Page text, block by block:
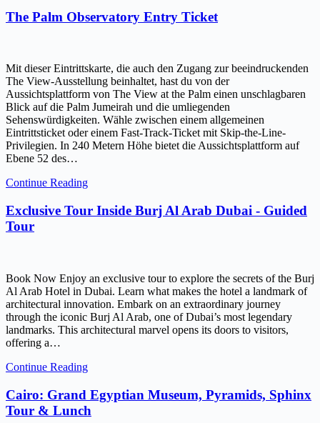
The Palm Observatory Entry Ticket
Mit dieser Eintrittskarte, die auch den Zugang zur beeindruckenden
The View-Ausstellung beinhaltet, hast du von der
Aussichtsplattform von The View at the Palm einen unschlagbaren
Blick auf die Palm Jumeirah und die umliegenden
Sehenswürdigkeiten. Wähle zwischen einem allgemeinen
Eintrittsticket oder einem Fast-Track-Ticket mit Skip-the-Line-
Privilegien. In 240 Metern Höhe bietet die Aussichtsplattform auf
Ebene 52 des…
Continue Reading
Exclusive Tour Inside Burj Al Arab Dubai - Guided
Tour
Book Now Enjoy an exclusive tour to explore the secrets of the Burj
Al Arab Hotel in Dubai. Learn what makes the hotel a landmark of
architectural innovation. Embark on an extraordinary journey
through the iconic Burj Al Arab, one of Dubai’s most legendary
landmarks. This architectural marvel opens its doors to visitors,
offering a…
Continue Reading
Cairo: Grand Egyptian Museum, Pyramids, Sphinx
Tour & Lunch